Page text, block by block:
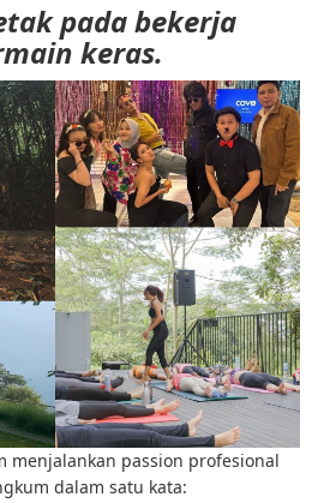
pada bekerja
keras.
menjalankan passion profesional
dalam satu kata: